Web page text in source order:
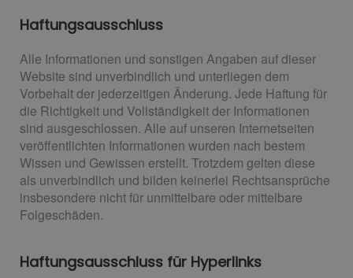
Haftungsausschluss
Alle Informationen und sonstigen Angaben auf dieser
Website sind unverbindlich und unterliegen dem
Vorbehalt der jederzeitigen Änderung. Jede Haftung für
die Richtigkeit und Vollständigkeit der Informationen
sind ausgeschlossen. Alle auf unseren Internetseiten
veröffentlichten Informationen wurden nach bestem
Wissen und Gewissen erstellt. Trotzdem gelten diese
als unverbindlich und bilden keinerlei Rechtsansprüche
insbesondere nicht für unmittelbare oder mittelbare
Folgeschäden.
Haftungsausschluss für Hyperlinks